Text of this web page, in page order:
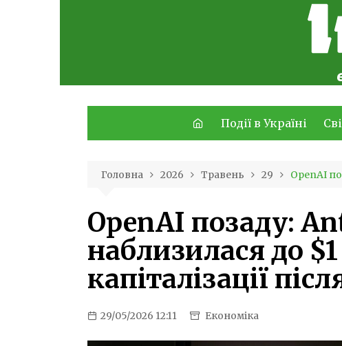
Події в Україні
Головна 2026 Травень 29 OpenAI
OpenAI позаду:
наблизилася до
капіталізації
29/05/2026 12:11 Економіка